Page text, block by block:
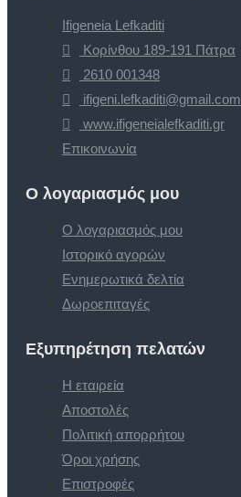
Ifigeneia Lefkaditi
Κορίνθου 189-191 Πάτρα
2610 001348
ifigeni.lefkaditi@gmail.com
www.ifigeneialefkaditi.gr
Επικοινωνία
Ο λογαριασμός μου
Ο λογαριασμός μου
Ιστορικό αγορών
Ενημερωτικά δελτία
Δωροεπιταγές
Εξυπηρέτηση πελατών
Η εταιρεία
Αποστολές
Πολιτική απορρήτου
Όροι χρήσης
Επιστροφές